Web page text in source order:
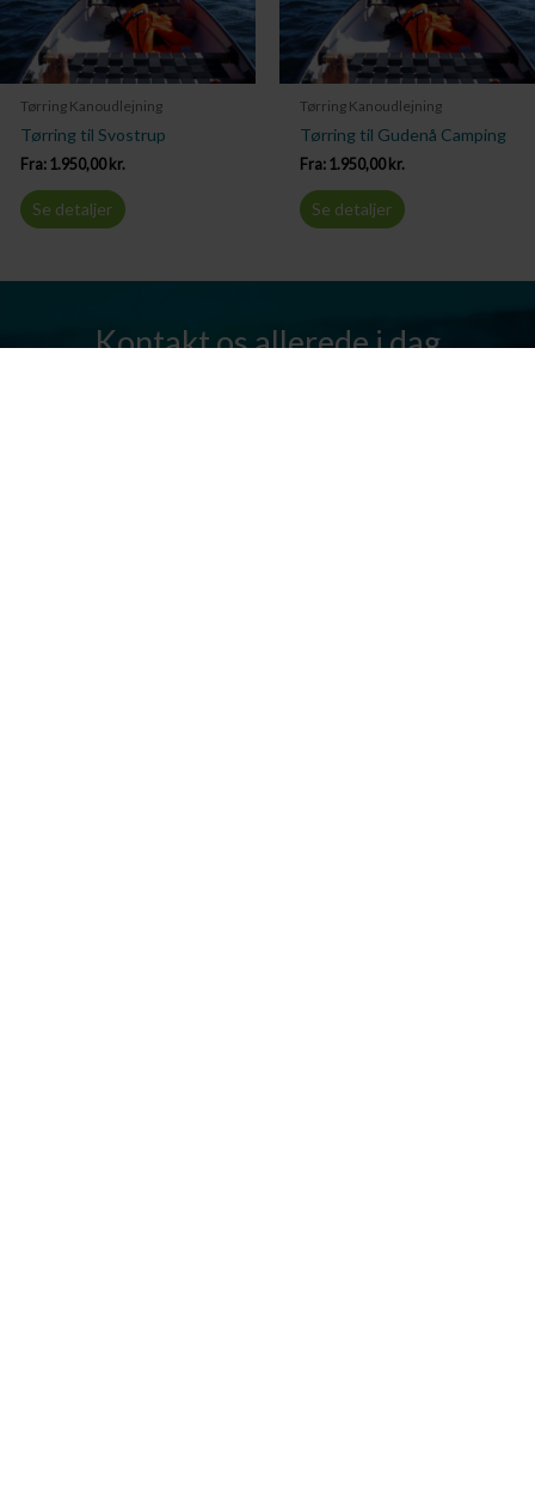
Tørring Kanoudlejning
Tørring til Svostrup
Fra: 1.950,00 kr.
Se detaljer
Tørring Kanoudlejning
Tørring til Gudenå Camping
Fra: 1.950,00 kr.
Se detaljer
Kontakt os allerede i dag